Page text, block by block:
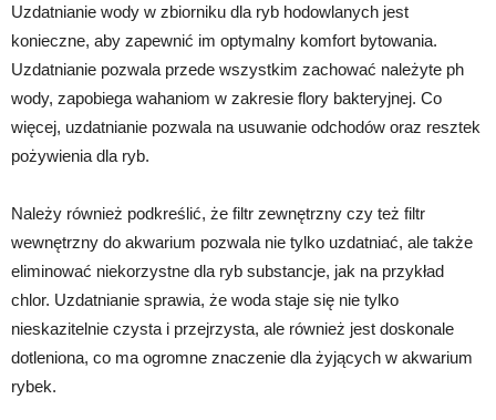
Uzdatnianie wody w zbiorniku dla ryb hodowlanych jest
konieczne, aby zapewnić im optymalny komfort bytowania.
Uzdatnianie pozwala przede wszystkim zachować należyte ph
wody, zapobiega wahaniom w zakresie flory bakteryjnej. Co
więcej, uzdatnianie pozwala na usuwanie odchodów oraz resztek
pożywienia dla ryb.
Należy również podkreślić, że filtr zewnętrzny czy też filtr
wewnętrzny do akwarium pozwala nie tylko uzdatniać, ale także
eliminować niekorzystne dla ryb substancje, jak na przykład
chlor. Uzdatnianie sprawia, że woda staje się nie tylko
nieskazitelnie czysta i przejrzysta, ale również jest doskonale
dotleniona, co ma ogromne znaczenie dla żyjących w akwarium
rybek.